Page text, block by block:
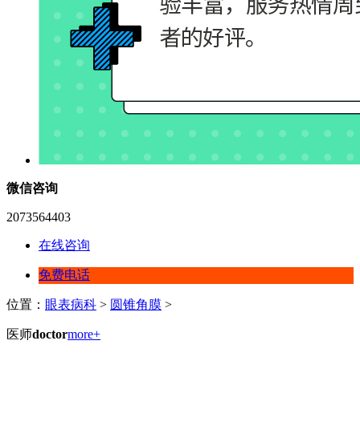
微信咨询
2073564403
在线咨询
免费电话
位置： 眼表病科 > 圆锥角膜 >
医师doctormore+